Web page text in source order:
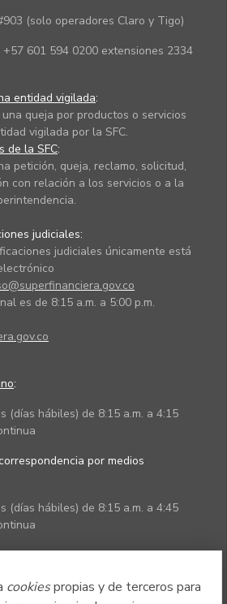
cookiespropias y de terceros para
(solo operadores Claro y Tigo)
+57 601 594 0200 extensiones 2334
entidad vigilada:
queja por productos o servicios
vigilada por la SFC.
de la SFC:
petición, queja, reclamo, solicitud,
con relación a los servicios o a la
judiciales:
judiciales únicamente está
es de 8:15 a.m. a 5:00 p.m.
:
(días hábiles) de 8:15 a.m. a 4:15
por medios
(días hábiles) de 8:15 a.m. a 4:45